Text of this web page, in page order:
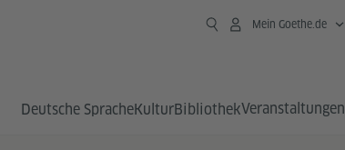
Mein Goethe.de
Deutsche SpracheKulturBibliothekVeranstaltungen